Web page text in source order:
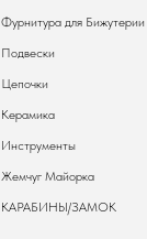
Фурнитура для Бижутерии
Подвески
Цепочки
Керамика
Инструменты
Жемчуг Майорка
КАРАБИНЫ/ЗАМОК